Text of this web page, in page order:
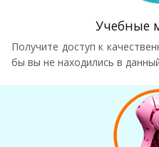
Учебные
Получите доступ к
бы вы не находились в